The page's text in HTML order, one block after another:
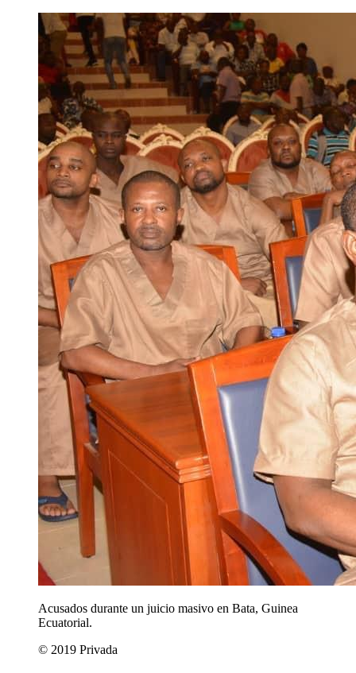
Acusados durante un juicio masivo en Bata, Guinea
Ecuatorial.
© 2019 Privada